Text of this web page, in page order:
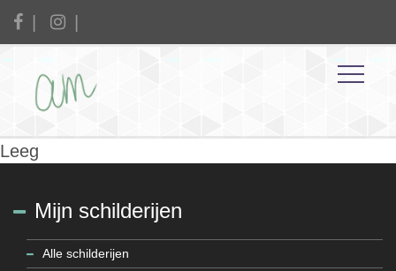
Leeg
Mijn schilderijen
Alle schilderijen